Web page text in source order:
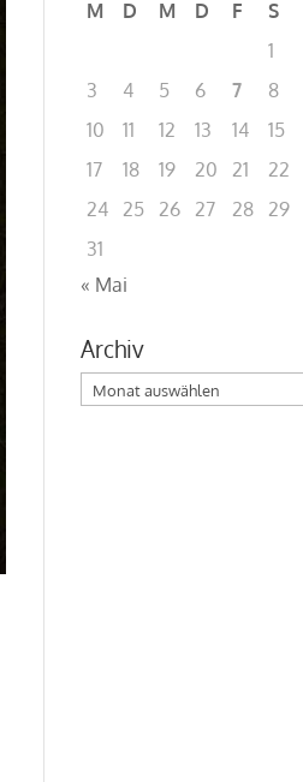
M D M D F S
1
3
4 5 6 7 8
10
11 12 13 14 15
17
18 19 20 21 22
24
25 26 27 28 29
31
« Mai
Archiv
Archiv